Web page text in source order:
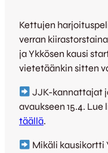
Kettujen
verran
ja Ykkösen kausi
vietetäänkin sitten
JJK-kannattajat
avaukseen 15.4.
täällä.
Mikäli kausikortti